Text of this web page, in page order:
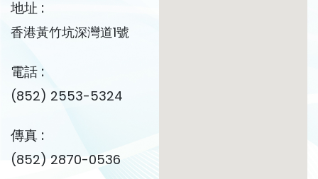
地址 :
香港黃竹坑深灣道1號
電話 :
(852) 2553-5324
傳真 :
(852) 2870-0536